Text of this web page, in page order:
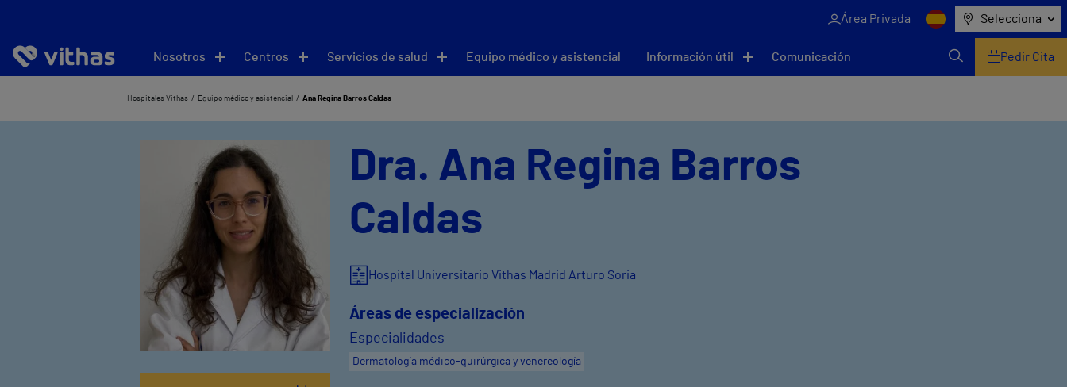
Área Privada Selecciona
Nosotros Centros Servicios de salud Equipo médico y asistencial Información útil Comunicación Pedir Cita
Hospitales Vithas Equipo médico y asistencial Ana Regina Barros Caldas
Dra. Ana Regina Barros
Caldas
Hospital Universitario Vithas Madrid Arturo Soria
Áreas de especialización
Especialidades
Dermatología médico-quirúrgica y venereología